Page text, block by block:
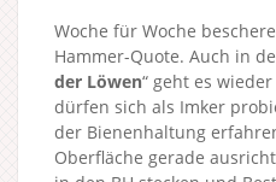
Woche für Woche
Hammer-Quote. Auch in
der Löwen“ geht es
dürfen sich als Imker
der Bienenhaltung
Oberfläche gerade